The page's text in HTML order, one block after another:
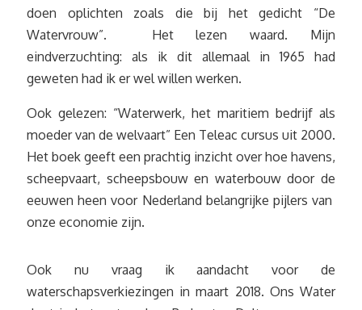
doen oplichten zoals die bij het gedicht “De
Watervrouw”. Het lezen waard. Mijn
eindverzuchting: als ik dit allemaal in 1965 had
geweten had ik er wel willen werken.
Ook gelezen: “Waterwerk, het maritiem bedrijf als
moeder van de welvaart” Een Teleac cursus uit 2000.
Het boek geeft een prachtig inzicht over hoe havens,
scheepvaart, scheepsbouw en waterbouw door de
eeuwen heen voor Nederland belangrijke pijlers van
onze economie zijn.
Ook nu vraag ik aandacht voor de
waterschapsverkiezingen in maart 2018. Ons Water